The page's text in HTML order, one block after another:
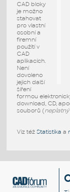
CAD bloky
je možno
stahovat
pro vlastní
osobní a
firemní
použití v
CAD
aplikacích.
Není
dovoleno
jejich další
šíření
formou
download, CD,
souborů (
Viz též Statistika a